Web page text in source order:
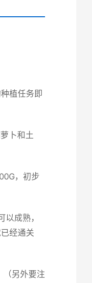
植任务即
卜和土
，初步
成熟，
经通关
（另外要注